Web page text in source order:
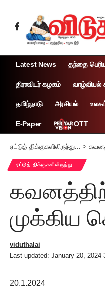
Latest News தந்தை
திராவிடர் கழகம் வாழ்வியல்
தமிழ்நாடு அரசியல்
E-Paper OTT
ஏட்டுத் திக்குகளிலிருந்து... >
ஏட்டுத் திக்குகளிலிருந்து...
முக்கிய
Last updated: January 20, 2024
viduthalai
20.1.2024